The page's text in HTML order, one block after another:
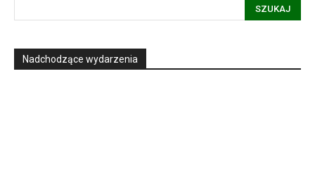
SZUKAJ
Nadchodzące wydarzenia